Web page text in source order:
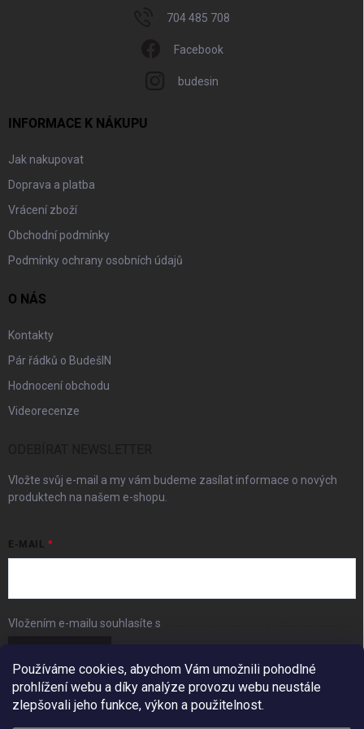
Používáme cookies, abychom Vám umožnili pohodlné
prohlížení webu a díky analýze provozu webu neustále
zlepšovali jeho funkce, výkon a použitelnost.
704 485 708
Facebook
budesin
INFORMACE K NÁKUPU
Jak nakupovat
Doprava a platba
Vrácení zboží
Obchodní podmínky
Podmínky ochrany osobních údajů
O NÁS
Kontakty
Pár řádků o BudešIN
Hodnocení obchodu
Videorecenze
Vložte svůj e-mail a my vám budeme zasílat informace o nových
produktech na našem e-shopu.
E-MAIL
Vložením e-mailu souhlasíte s
FACEBOOK